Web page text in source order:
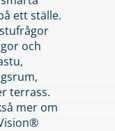
ett ställe.
och
terrass.
mer om